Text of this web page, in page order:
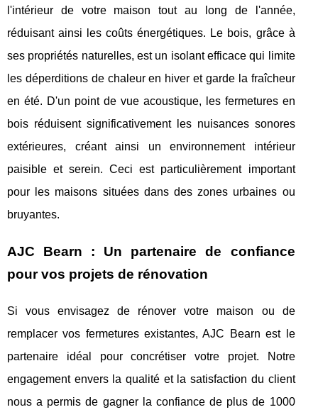
l'intérieur de votre maison tout au long de l'année,
réduisant ainsi les coûts énergétiques. Le bois, grâce à
ses propriétés naturelles, est un isolant efficace qui limite
les déperditions de chaleur en hiver et garde la fraîcheur
en été. D'un point de vue acoustique, les fermetures en
bois réduisent significativement les nuisances sonores
extérieures, créant ainsi un environnement intérieur
paisible et serein. Ceci est particulièrement important
pour les maisons situées dans des zones urbaines ou
bruyantes.
AJC Bearn : Un partenaire de confiance
pour vos projets de rénovation
Si vous envisagez de rénover votre maison ou de
remplacer vos fermetures existantes, AJC Bearn est le
partenaire idéal pour concrétiser votre projet. Notre
engagement envers la qualité et la satisfaction du client
nous a permis de gagner la confiance de plus de 1000